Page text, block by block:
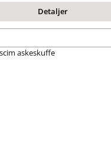
Detaljer